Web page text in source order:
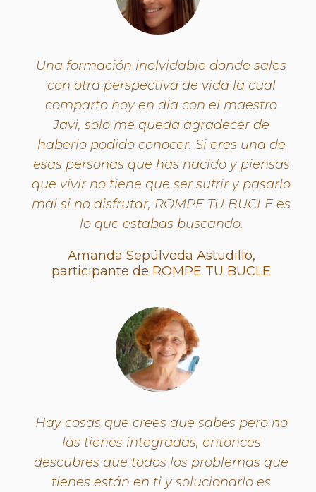
Una formación inolvidable donde sales
con otra perspectiva de vida la cual
comparto hoy en día con el maestro
Javi, solo me queda agradecer de
haberlo podido conocer. Si eres una de
esas personas que has nacido y piensas
que vivir no tiene que ser sufrir y pasarlo
mal si no disfrutar, ROMPE TU BUCLE es
lo que estabas buscando.
Amanda Sepúlveda Astudillo,
participante de ROMPE TU BUCLE
Hay cosas que crees que sabes pero no
las tienes integradas, entonces
descubres que todos los problemas que
tienes están en ti y solucionarlo es